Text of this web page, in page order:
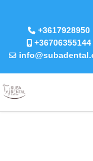
+3617928950
+36706355144